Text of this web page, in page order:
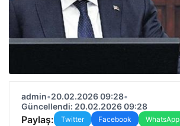
admin•20.02.2026 09:28•
Güncellendi: 20.02.2026 09:28
Paylaş: Twitter Facebook WhatsApp